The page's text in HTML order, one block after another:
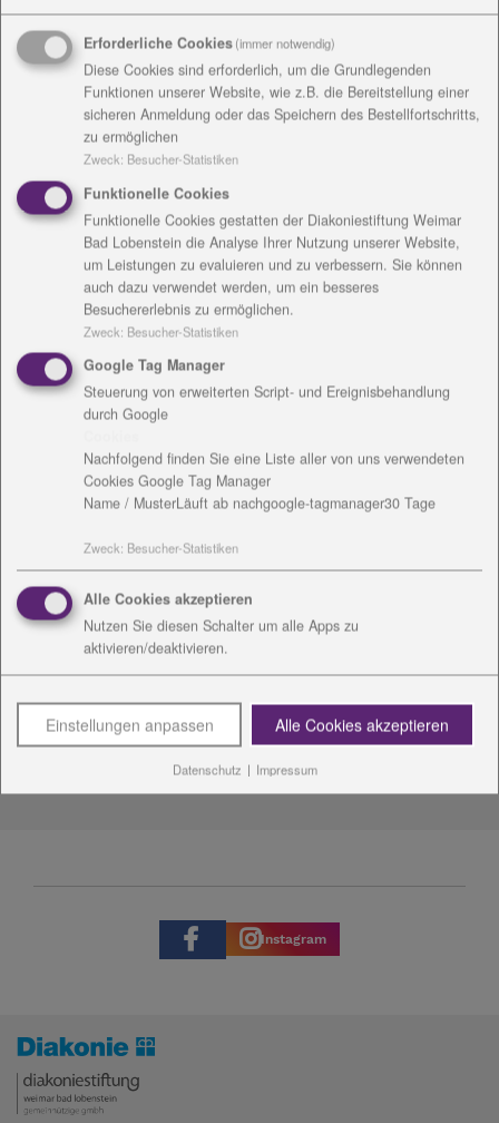
Kontakt
Marlies Köhler
Brudergasse 11
Tel.: 03671 - 5256-7023
M.Koehler@diakonie-wl.de
Download:vCard
Instagram
Erforderliche Cookies(immer notwendig)
Diese Cookies sind erforderlich, um die Grundlegenden
Funktionen unserer Website, wie z.B. die Bereitstellung einer
sicheren Anmeldung oder das Speichern des Bestellfortschritts,
zu ermöglichen
Zweck: Besucher-Statistiken
Funktionelle Cookies
Funktionelle Cookies gestatten der Diakoniestiftung Weimar
Bad Lobenstein die Analyse Ihrer Nutzung unserer Website,
um Leistungen zu evaluieren und zu verbessern. Sie können
auch dazu verwendet werden, um ein besseres
Besuchererlebnis zu ermöglichen.
Zweck: Besucher-Statistiken
Google Tag Manager
Steuerung von erweiterten Script- und Ereignisbehandlung
durch Google
Nachfolgend finden Sie eine Liste aller von uns verwendeten
Cookies Google Tag Manager
Name / MusterLäuft ab nachgoogle-tagmanager30 Tage
Zweck: Besucher-Statistiken
Alle Cookies akzeptieren
Nutzen Sie diesen Schalter um alle Apps zu
aktivieren/deaktivieren.
Einstellungen anpassen Alle Cookies akzeptieren
Datenschutz | Impressum